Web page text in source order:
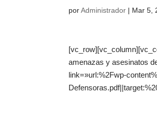
porAdministrador | Mar 5,
amenazas y asesinatos
link=»url:%2Fwp-